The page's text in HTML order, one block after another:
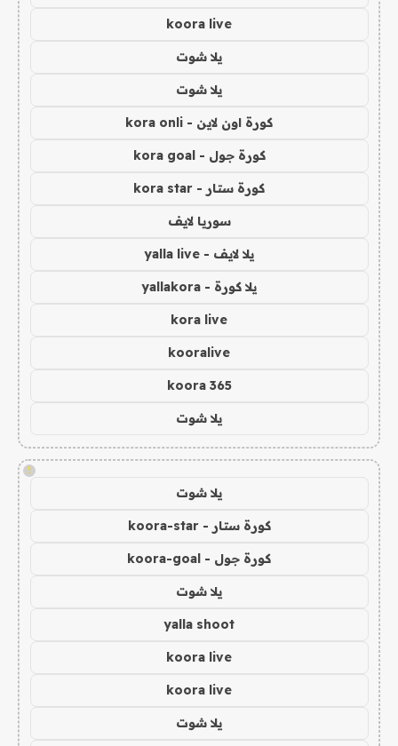
koora live
يلا شوت
يلا شوت
كورة اون لاين - kora onli
كورة جول - kora goal
كورة ستار - kora star
سوريا لايف
يلا لايف - yalla live
يلا كورة - yallakora
kora live
kooralive
koora 365
يلا شوت
!
يلا شوت
كورة ستار - koora-star
كورة جول - koora-goal
يلا شوت
yalla shoot
koora live
koora live
يلا شوت